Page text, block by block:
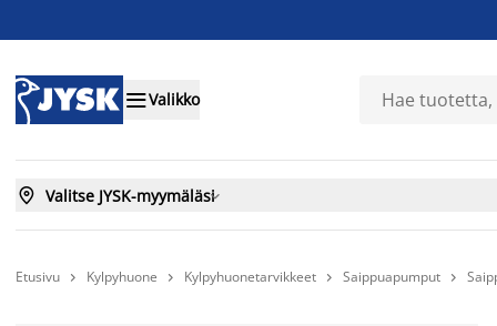
Valikko
 Valitse JYSK-myymäläsi
Etusivu  Kylpyhuone  Kylpyhuonetarvikkeet  Saippuapumput 